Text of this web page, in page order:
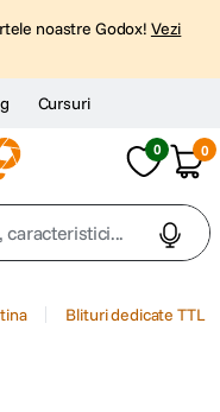
noastre Godox! Vezi
Cursuri
0 0
Blituri dedicate TTL